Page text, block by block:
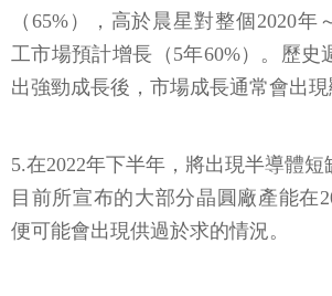
（65%），高於晨星對整個2020年
工市場預計增長（5年60%）。歷史
出強勁成長後，市場成長通常會出現
5.在2022年下半年，將出現半導體
目前所宣布的大部分晶圓廠產能在
便可能會出現供過於求的情況。